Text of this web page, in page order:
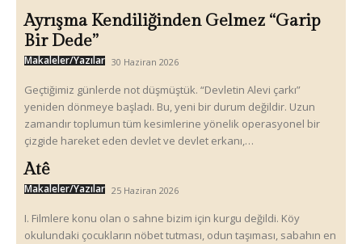
Ayrışma Kendiliğinden Gelmez “Garip
Bir Dede”
Makaleler/Yazılar 30 Haziran 2026
Geçtiğimiz günlerde not düşmüştük. “Devletin Alevi çarkı”
yeniden dönmeye başladı. Bu, yeni bir durum değildir. Uzun
zamandır toplumun tüm kesimlerine yönelik operasyonel bir
çizgide hareket eden devlet ve devlet erkanı,…
Atê
Makaleler/Yazılar 25 Haziran 2026
I. Filmlere konu olan o sahne bizim için kurgu değildi. Köy
okulundaki çocukların nöbet tutması, odun taşıması, sabahın en